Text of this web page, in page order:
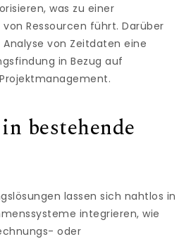
was zu einer
Ressourcen führt. Darüber
von Zeitdaten eine
in Bezug auf
bestehende
lassen sich nahtlos in
integrieren, wie
oder